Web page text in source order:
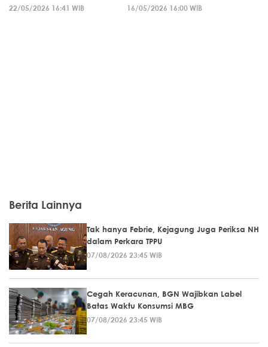
22/05/2026 16:41 WIB
16/05/2026 16:00 WIB
Berita Lainnya
Tak hanya Febrie, Kejagung Juga Periksa NH
dalam Perkara TPPU
07/08/2026 23:45 WIB
Cegah Keracunan, BGN Wajibkan Label
Batas Waktu Konsumsi MBG
07/08/2026 23:45 WIB